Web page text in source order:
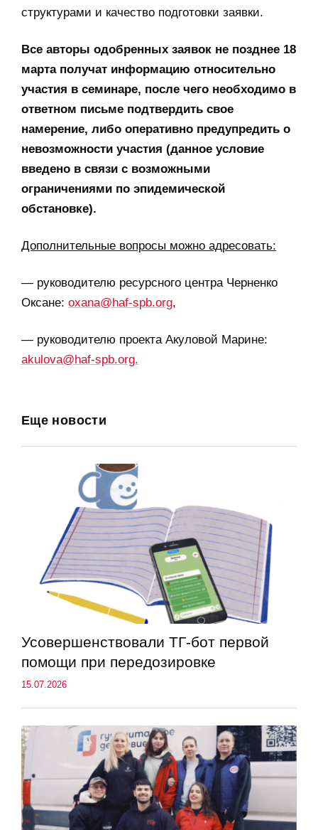
структурами и качество подготовки заявки.
Все авторы одобренных заявок не позднее 18
марта получат информацию относительно
участия в семинаре, после чего необходимо в
ответном письме подтвердить свое
намерение, либо оперативно предупредить о
невозможности участия (данное условие
введено в связи с возможными
ограничениями по эпидемической
обстановке).
Дополнительные вопросы можно адресовать:
— руководителю ресурсного центра Черненко
Оксане: oxana@haf-spb.org,
— руководителю проекта Акуловой Марине:
akulova@haf-spb.org.
Еще новости
Усовершенствовали ТГ-бот первой
помощи при передозировке
15.07.2026